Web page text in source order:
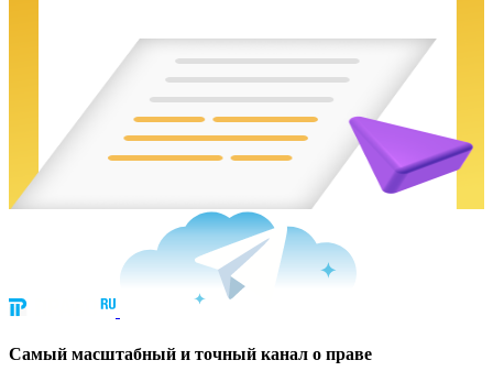
Cамый масштабный и точный канал о праве